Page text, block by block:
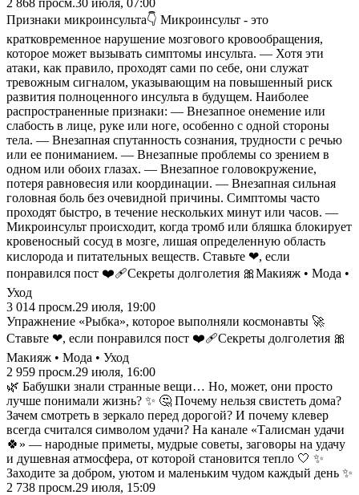
Признаки микроинсульта👇 Микроинсульт - это
кратковременное нарушение мозгового кровообращения,
которое может вызывать симптомы инсульта. — Хотя эти
атаки, как правило, проходят сами по себе, они служат
тревожным сигналом, указывающим на повышенный риск
развития полноценного инсульта в будущем. Наиболее
распространенные признаки: — Внезапное онемение или
слабость в лице, руке или ноге, особенно с одной стороны
тела. — Внезапная спутанность сознания, трудности с речью
или ее пониманием. — Внезапные проблемы со зрением в
одном или обоих глазах. — Внезапное головокружение,
потеря равновесия или координации. — Внезапная сильная
головная боль без очевидной причины. Симптомы часто
проходят быстро, в течение нескольких минут или часов. —
Микроинсульт происходит, когда тромб или бляшка блокирует
кровеносный сосуд в мозге, лишая определенную область
кислорода и питательных веществ. Ставьте ❤, если
понравился пост ❤️‍🩹Секреты долголетия 🎀Макияж • Мода •
Уход
3 014 просм.29 июля, 19:00
Упражнение «Рыбка», которое выполняли космонавты 🚀
Ставьте ❤, если понравился пост ❤️‍🩹Секреты долголетия 🎀
Макияж • Мода • Уход
2 959 просм.29 июля, 16:00
🌿 Бабушки знали странные вещи… Но, может, они просто
лучше понимали жизнь? ✨ 🤔 Почему нельзя свистеть дома?
Зачем смотреть в зеркало перед дорогой? И почему клевер
всегда считался символом удачи? На канале «Талисман удачи
🍀» — народные приметы, мудрые советы, заговоры на удачу
и душевная атмосфера, от которой становится тепло 🤍 ✨
Заходите за добром, уютом и маленьким чудом каждый день ✨
2 738 просм.29 июля, 15:09